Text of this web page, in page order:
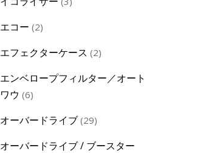
エコー 22
エフェクターケース 22
エンベロープフィルター／オート
ワウ 66
オーバードライブ 2929
オーバードライブ / ブースター